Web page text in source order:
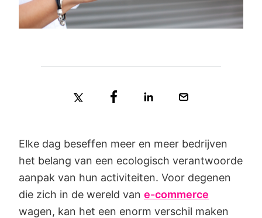
Elke dag beseffen meer en meer bedrijven
het belang van een ecologisch verantwoorde
aanpak van hun activiteiten. Voor degenen
die zich in de wereld van e-commerce
wagen, kan het een enorm verschil maken